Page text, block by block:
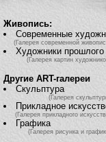
Живопись:
Современные
(Галерея современной
Художники прошлого
(Галерея картин
Другие ART-галереи
Скульптура
(Галерея
Прикладное
(Галерея прикладного
Графика
(Галерея рисунка и